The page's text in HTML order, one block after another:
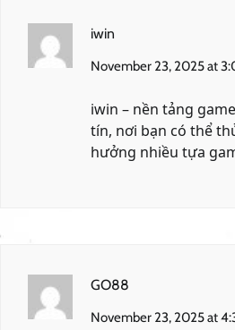
iwin
November 23, 2025 at
iwin – nền tảng
tín, nơi bạn có thể
hưởng nhiều tựa
GO88
November 23, 2025 at